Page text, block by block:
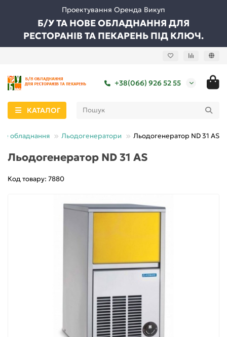
Проектування Оренда Викуп
Б/У ТА НОВЕ ОБЛАДНАННЯ ДЛЯ
РЕСТОРАНІВ ТА ПЕКАРЕНЬ ПІД КЛЮЧ.
+38(066) 926 52 55
КАТАЛОГ
обладнання Льодогенератори Льодогенератор ND 31 AS
Льодогенератор ND 31 AS
Код товару: 7880